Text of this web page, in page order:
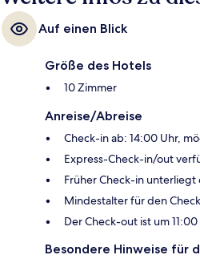
Auf einen Blick
Größe des Hotels
10 Zimmer
Anreise/Abreise
Check-in ab: 14:00 Uhr,
Express-Check-in/out
Früher Check-in
Mindestalter für den
Der Check-out ist um
Besondere Hinweise für